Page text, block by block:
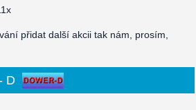
přidat další akcii tak nám, prosím,
D